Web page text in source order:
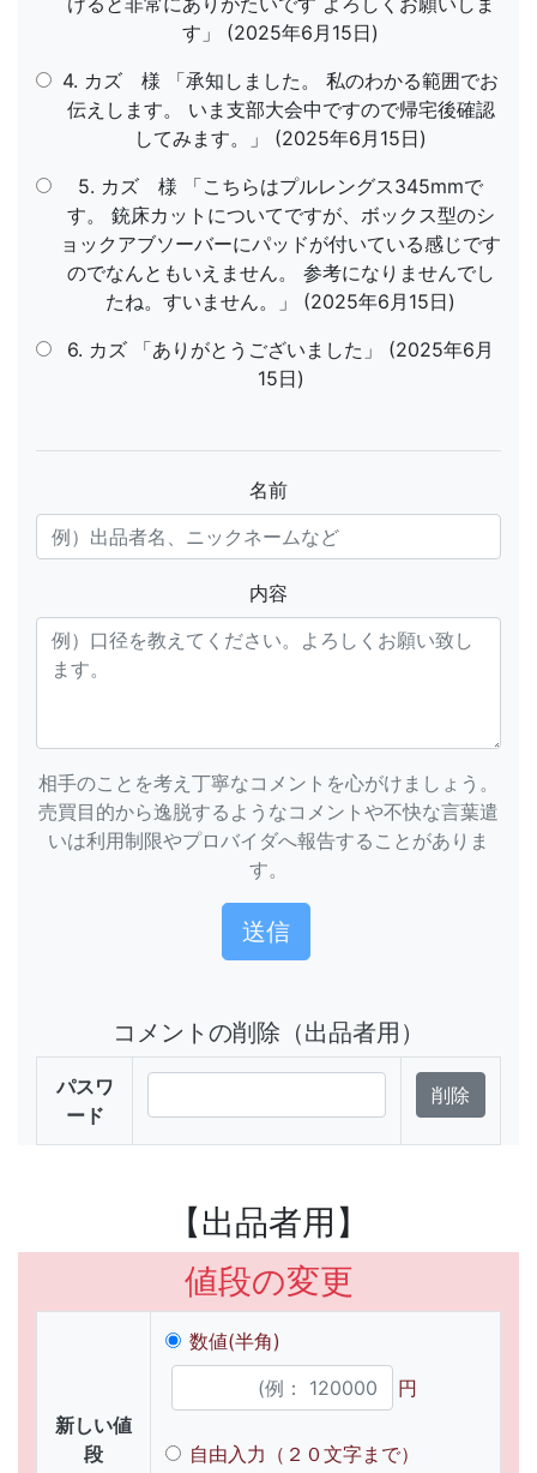
す」 (2025年6月15日)
4. カズ 様 「承知しました。 私のわかる範囲でお
伝えします。 いま支部大会中ですので帰宅後確認
してみます。」 (2025年6月15日)
5. カズ 様 「こちらはプルレングス345mmで
す。 銃床カットについてですが、ボックス型のシ
ョックアブソーバーにパッドが付いている感じです
のでなんともいえません。 参考になりませんでし
たね。すいません。」 (2025年6月15日)
6. カズ 「ありがとうございました」 (2025年6月
15日)
名前
内容
相手のことを考え丁寧なコメントを心がけましょう。
売買目的から逸脱するようなコメントや不快な言葉遣
いは利用制限やプロバイダへ報告することがありま
す。
コメントの削除（出品者用）
パスワ
ード
【出品者用】
値段の変更
新しい値
段
数値(半角)
円
自由入力（２０文字まで）